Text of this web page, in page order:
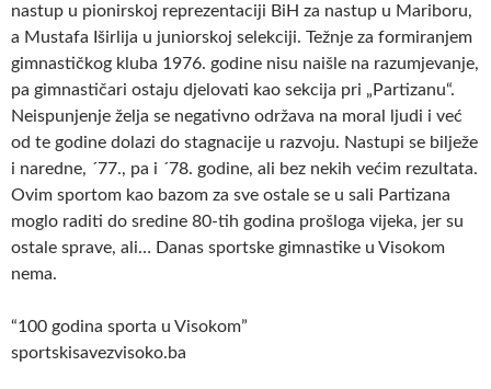
nastup u pionirskoj reprezentaciji BiH za nastup u Mariboru,
a Mustafa Iširlija u juniorskoj selekciji. Težnje za formiranjem
gimnastičkog kluba 1976. godine nisu naišle na razumjevanje,
pa gimnastičari ostaju djelovati kao sekcija pri „Partizanu“.
Neispunjenje želja se negativno održava na moral ljudi i već
od te godine dolazi do stagnacije u razvoju. Nastupi se bilježe
i naredne, ´77., pa i ´78. godine, ali bez nekih većim rezultata.
Ovim sportom kao bazom za sve ostale se u sali Partizana
moglo raditi do sredine 80-tih godina prošloga vijeka, jer su
ostale sprave, ali… Danas sportske gimnastike u Visokom
nema.
“100 godina sporta u Visokom”
sportskisavezvisoko.ba